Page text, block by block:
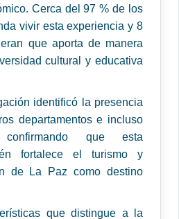
Cerca del 97 % de los
vivir esta experiencia y 8
que aporta de manera
cultural y educativa
identificó la presencia
departamentos e incluso
que esta
fortalece el turismo y
de La Paz como destino
que distingue a la